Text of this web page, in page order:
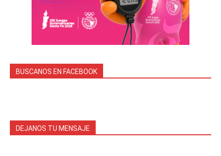
BUSCANOS EN FACEBOOK
DEJANOS TU MENSAJE